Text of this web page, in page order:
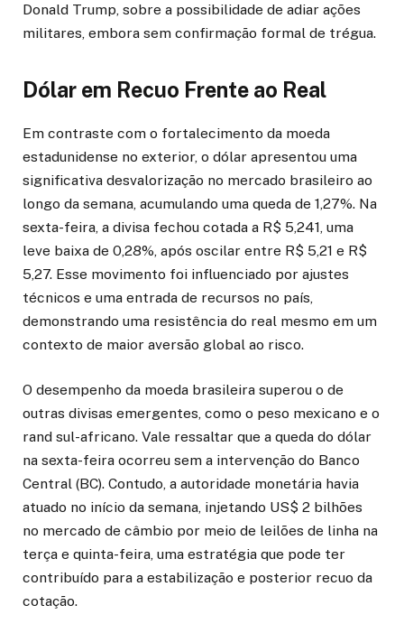
Donald Trump, sobre a possibilidade de adiar ações
militares, embora sem confirmação formal de trégua.
Dólar em Recuo Frente ao Real
Em contraste com o fortalecimento da moeda
estadunidense no exterior, o dólar apresentou uma
significativa desvalorização no mercado brasileiro ao
longo da semana, acumulando uma queda de 1,27%. Na
sexta-feira, a divisa fechou cotada a R$ 5,241, uma
leve baixa de 0,28%, após oscilar entre R$ 5,21 e R$
5,27. Esse movimento foi influenciado por ajustes
técnicos e uma entrada de recursos no país,
demonstrando uma resistência do real mesmo em um
contexto de maior aversão global ao risco.
O desempenho da moeda brasileira superou o de
outras divisas emergentes, como o peso mexicano e o
rand sul-africano. Vale ressaltar que a queda do dólar
na sexta-feira ocorreu sem a intervenção do Banco
Central (BC). Contudo, a autoridade monetária havia
atuado no início da semana, injetando US$ 2 bilhões
no mercado de câmbio por meio de leilões de linha na
terça e quinta-feira, uma estratégia que pode ter
contribuído para a estabilização e posterior recuo da
cotação.